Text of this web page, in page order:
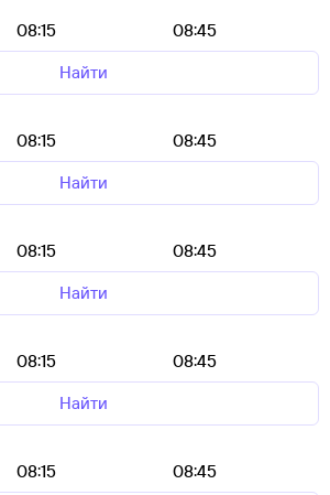
08:15
08:45
Найти
08:15
08:45
Найти
08:15
08:45
Найти
08:15
08:45
Найти
08:15
08:45